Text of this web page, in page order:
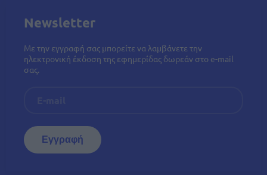
Newsletter
Με την εγγραφή σας μπορείτε να λαμβάνετε την
ηλεκτρονική έκδοση της εφημερίδας δωρεάν στο e-mail
σας.